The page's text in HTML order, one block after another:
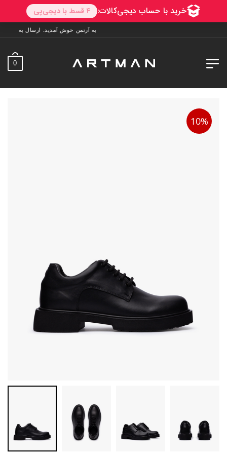
به آرتمن خوش آمدید. ارسال به سراسر ایران. 7 روز فرصت تست در منزل. 1 سال خدمات پس از
0
10%